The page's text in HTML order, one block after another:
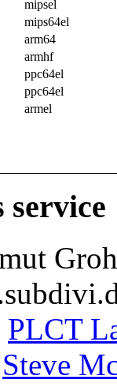
mipsel
mips64el
arm64
armhf
ppc64el
ppc64el
armel
service
PLCT
Steve